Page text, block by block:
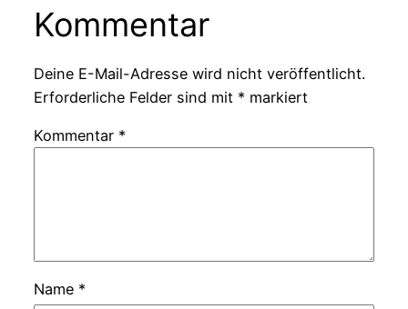
Kommentar
Deine E-Mail-Adresse wird nicht veröffentlicht.
Erforderliche Felder sind mit * markiert
Kommentar *
Name *